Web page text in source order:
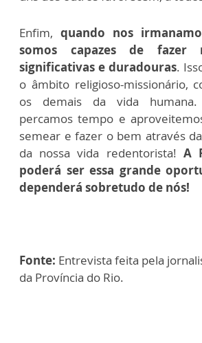
Enfim, quando nos
somos capazes de fazer
significativas e duradouras.
o âmbito religioso-missionário,
os demais da vida
percamos tempo e
semear e fazer o bem através
da nossa vida redentorista! A
poderá ser essa grande
dependerá sobretudo de nós!
Fonte: Entrevista feita pela
da Província do Rio.